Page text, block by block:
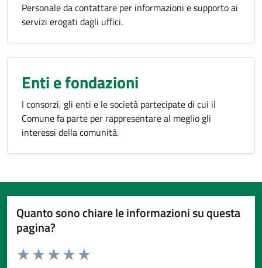
Personale da contattare per informazioni e supporto ai
servizi erogati dagli uffici.
Enti e fondazioni
I consorzi, gli enti e le società partecipate di cui il
Comune fa parte per rappresentare al meglio gli
interessi della comunità.
Quanto sono chiare le informazioni su questa
pagina?
Valuta da 1 a 5 stelle la pagina